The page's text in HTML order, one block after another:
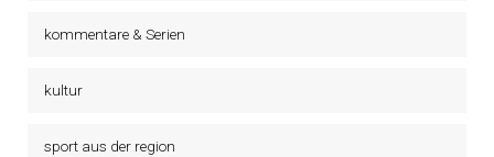
kommentare & Serien
kultur
sport aus der region